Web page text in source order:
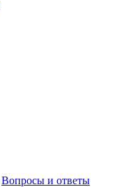
Вопросы и ответы